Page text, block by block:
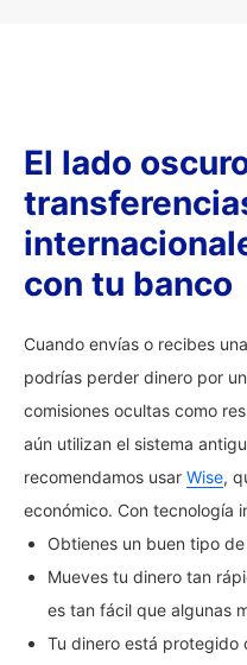
El lado
con tu banco
Cuando envías o recibes
podrías perder dinero por
comisiones ocultas como
aún utilizan el sistema
recomendamos usar Wise,
económico. Con tecnología
Obtienes un buen tipo
Mueves tu dinero tan
es tan fácil que algunas
Tu dinero está protegido